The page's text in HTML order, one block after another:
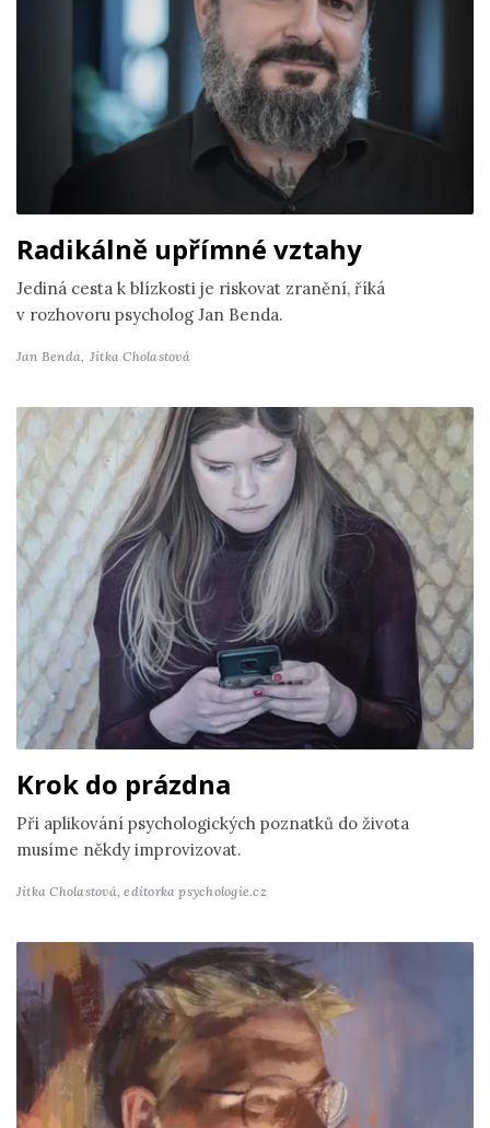
Radikálně upřímné vztahy
Jediná cesta k blízkosti je riskovat zranění, říká
v rozhovoru psycholog Jan Benda.
Jan Benda, Jitka Cholastová
Krok do prázdna
Při aplikování psychologických poznatků do života
musíme někdy improvizovat.
Jitka Cholastová,editorka psychologie.cz